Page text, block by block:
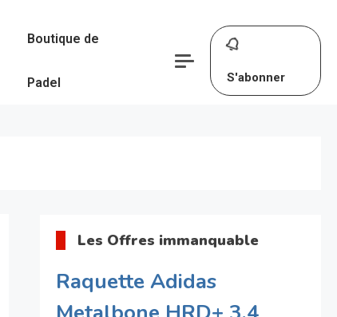
Boutique de
Padel S'abonner
Les Offres immanquable
Raquette Adidas